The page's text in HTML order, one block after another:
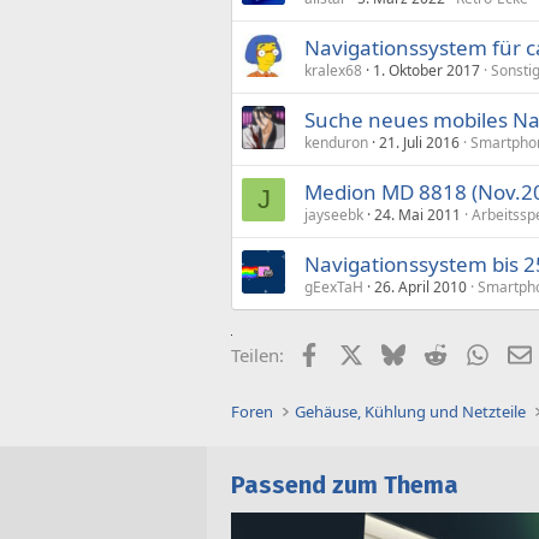
Navigationssystem für
kralex68 1. Oktober 2017
Suche neues mobiles
kenduron 21. Juli 2016
J Medion MD 8818
jayseebk 24. Mai 2011
Navigationssystem bis
gEexTaH 26. April 2010
Teilen: FacebookX (Twitter)
BlueskyReddit
Foren Gehäuse, Kühlung und Netzteile
Passend zum Thema